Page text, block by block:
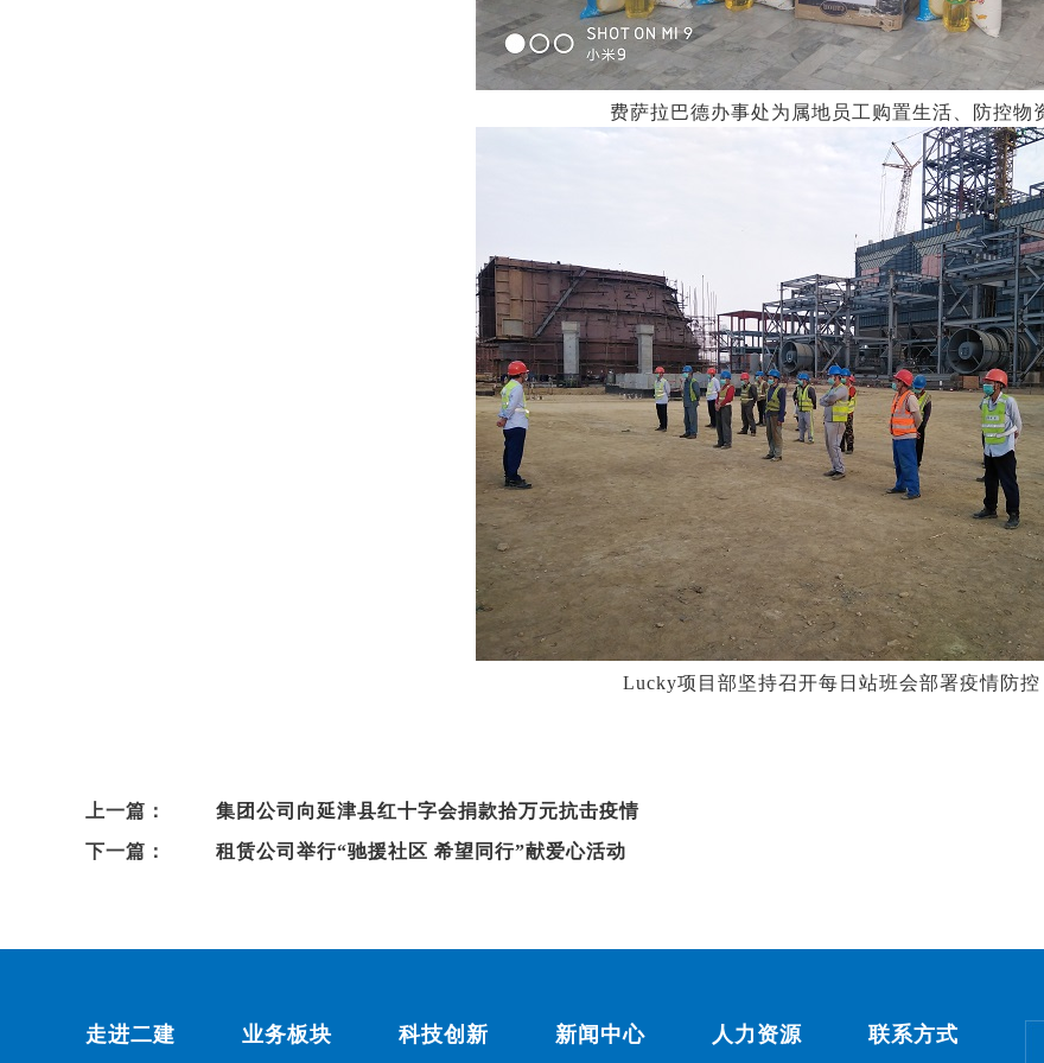
费萨拉巴德办事处为属地员工购置生活、防控物
Lucky项目部坚持召开每日站班会部署疫情防控
上一篇：
集团公司向延津县红十字会捐款拾万元抗击疫情
下一篇：
租赁公司举行“驰援社区 希望同行”献爱心活动
走进二建 业务板块 科技创新 新闻中心 人力资源 联系方式